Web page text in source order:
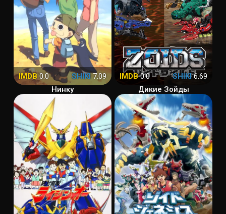
IMDB0.0 SHIKI7.09
Нинку
IMDB0.0 SHIKI6.69
Дикие Зойды